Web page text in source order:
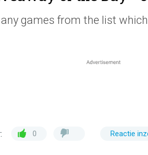
games from the list
0 Reactie